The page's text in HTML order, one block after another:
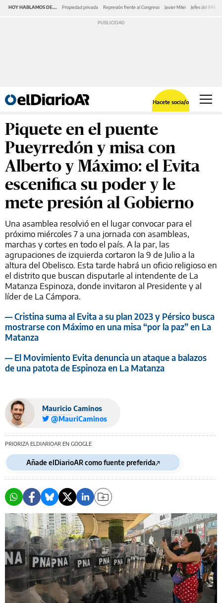
HOY HABLAMOS DE... Propiedad privada Represión frente al Congreso Javier Milei Jefes del PAMI
Hacete socia/o
Piquete en el puente
Pueyrredón y misa con
Alberto y Máximo: el Evita
escenifica su poder y le
mete presión al Gobierno
Una asamblea resolvió en el lugar convocar para el
próximo miércoles 7 a una jornada con asambleas,
marchas y cortes en todo el país. A la par, las
agrupaciones de izquierda cortaron la 9 de Julio a la
altura del Obelisco. Esta tarde habrá un oficio religioso en
el distrito que buscan disputarle al intendente de La
Matanza Espinoza, donde invitaron al Presidente y al
líder de La Cámpora.
— Cristina suma al Evita a su plan 2023 y Pérsico busca
mostrarse con Máximo en una misa “por la paz” en La
Matanza
— El Movimiento Evita denuncia un ataque a balazos
de una patota de Espinoza en La Matanza
Mauricio Caminos
@MauriCaminos
PRIORIZA ELDIARIOAR EN GOOGLE
Añade elDiarioAR como fuente preferida